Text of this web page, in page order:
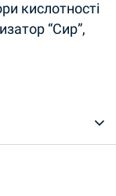
кислотності
“Сир”,